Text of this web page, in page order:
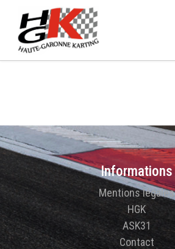
Informations
Mentions légales
HGK
ASK31
Contact